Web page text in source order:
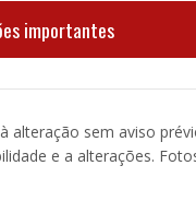
importantes
alteração sem aviso
e a alterações.